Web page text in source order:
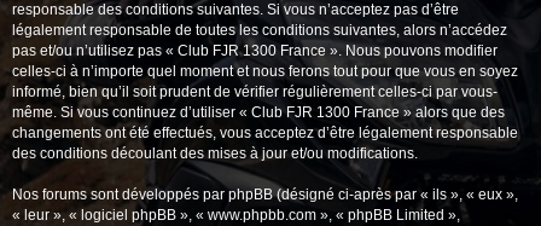
responsable des conditions suivantes. Si vous n’acceptez pas d’être
légalement responsable de toutes les conditions suivantes, alors n’accédez
pas et/ou n’utilisez pas « Club FJR 1300 France ». Nous pouvons modifier
celles-ci à n’importe quel moment et nous ferons tout pour que vous en soyez
informé, bien qu’il soit prudent de vérifier régulièrement celles-ci par vous-
même. Si vous continuez d’utiliser « Club FJR 1300 France » alors que des
changements ont été effectués, vous acceptez d’être légalement responsable
des conditions découlant des mises à jour et/ou modifications.
Nos forums sont développés par phpBB (désigné ci-après par « ils », « eux »,
« leur », « logiciel phpBB », « www.phpbb.com », « phpBB Limited »,